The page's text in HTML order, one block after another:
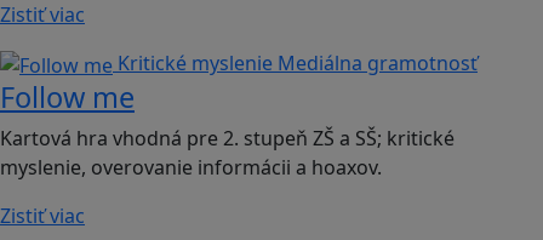
Zistiť viac
Kritické myslenie Mediálna gramotnosť
Follow me
Kartová hra vhodná pre 2. stupeň ZŠ a SŠ; kritické
myslenie, overovanie informácii a hoaxov.
Zistiť viac